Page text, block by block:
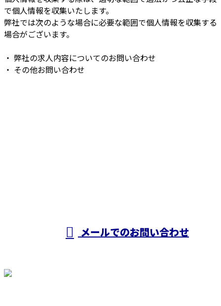
で個人情報を収集いたします。
弊社では次のような場合に必要な範囲で個人情報を収集する
場合がございます。
・ 弊社の求人内容についてのお問い合わせ
・ その他お問い合わせ
メールでのお問い合わせ